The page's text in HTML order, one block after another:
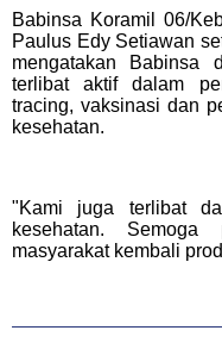
Babinsa Koramil 06/
Paulus Edy Setiawan
mengatakan Babinsa
terlibat aktif dalam
tracing, vaksinasi dan
kesehatan.
"Kami juga terlibat
kesehatan.
masyarakat kembali